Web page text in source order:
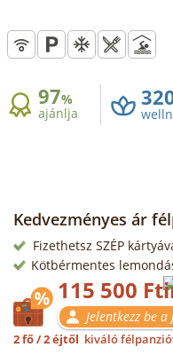
97%
ajánlja
Kedvezményes ár
Fizethetsz SZÉP
Kötbérmentes
115 500 Ft
Jelentkezz be
2 fő / 2 éjtől kiváló